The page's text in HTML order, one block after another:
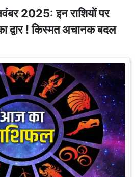
2025: इन राशियों पर
द्वार ! किस्मत अचानक बदल